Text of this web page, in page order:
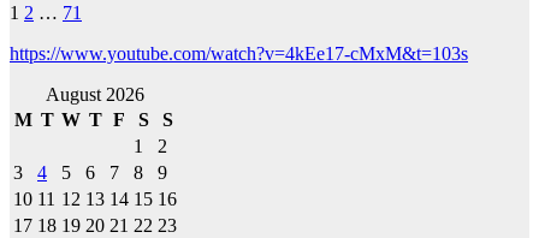
Posts
pagination
1 2 … 71
https://www.youtube.com/watch?v=4kEe17-cMxM&t=103s
August 2026
M T W T F S
S
1
2
3
4 5 6 7 8
9
10 11 12 13 14 15 16
17 18 19 20 21 22 23